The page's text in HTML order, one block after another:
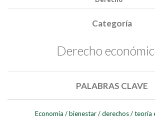
Categoría
Derecho
PALABRAS CLAVE
Economía /bienestar/derechos/teoría